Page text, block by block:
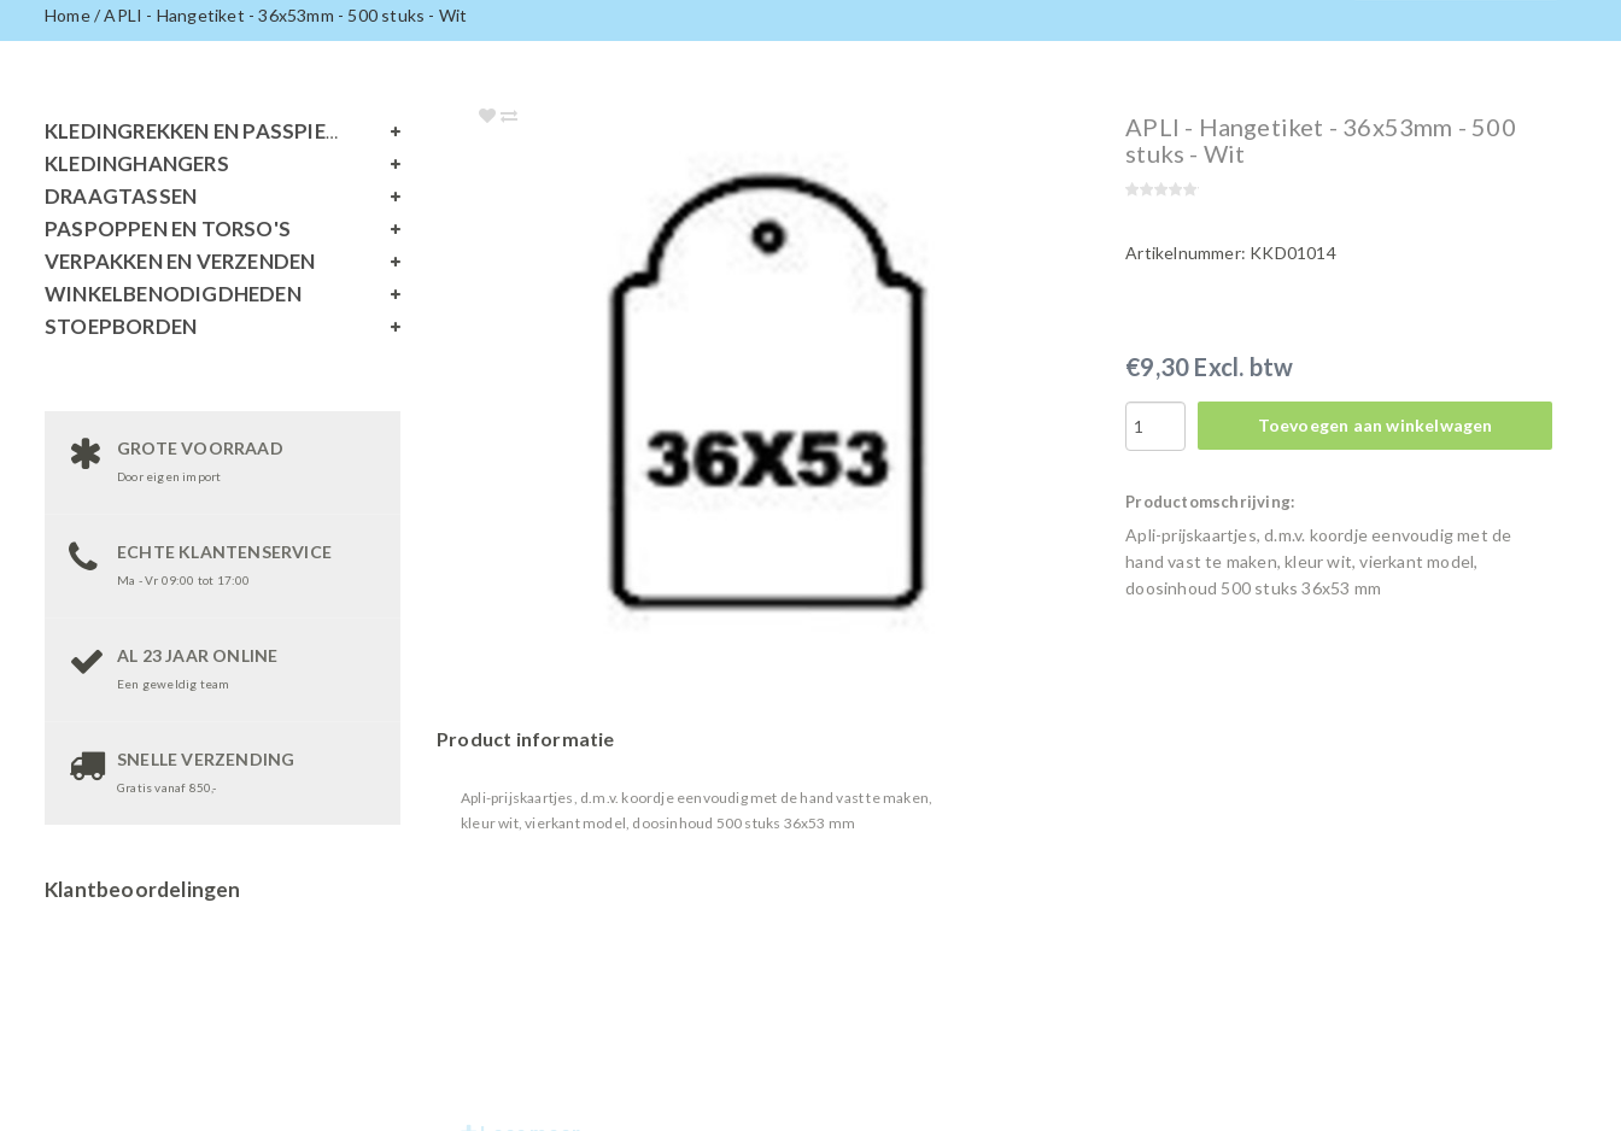
Home/APLI - Hangetiket - 36x53mm - 500 stuks - Wit
KLEDINGREKKEN EN PASSPIEGELS
KLEDINGHANGERS
DRAAGTASSEN
PASPOPPEN EN TORSO'S
VERPAKKEN EN VERZENDEN
WINKELBENODIGDHEDEN
STOEPBORDEN
GROTE VOORRAAD
Door eigen import
ECHTE KLANTENSERVICE
Ma - Vr 09:00 tot 17:00
AL 23 JAAR ONLINE
Een geweldig team
SNELLE VERZENDING
Gratis vanaf 850,-
Klantbeoordelingen
APLI - Hangetiket - 36x53mm - 500
stuks - Wit
Artikelnummer: KKD01014
€9,30 Excl. btw
Toevoegen aan winkelwagen
Productomschrijving:
Apli-prijskaartjes, d.m.v. koordje eenvoudig met de
hand vast te maken, kleur wit, vierkant model,
doosinhoud 500 stuks 36x53 mm
Product informatie
Apli-prijskaartjes, d.m.v. koordje eenvoudig met de hand vast te maken,
kleur wit, vierkant model, doosinhoud 500 stuks 36x53 mm